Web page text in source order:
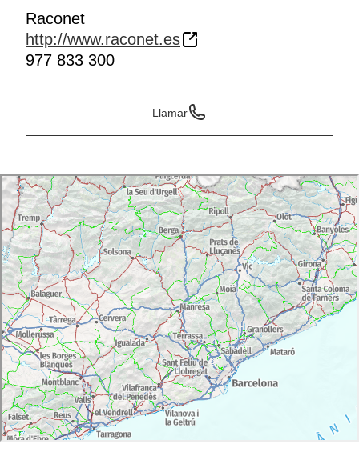
Raconet
http://www.raconet.es
977 833 300
Llamar